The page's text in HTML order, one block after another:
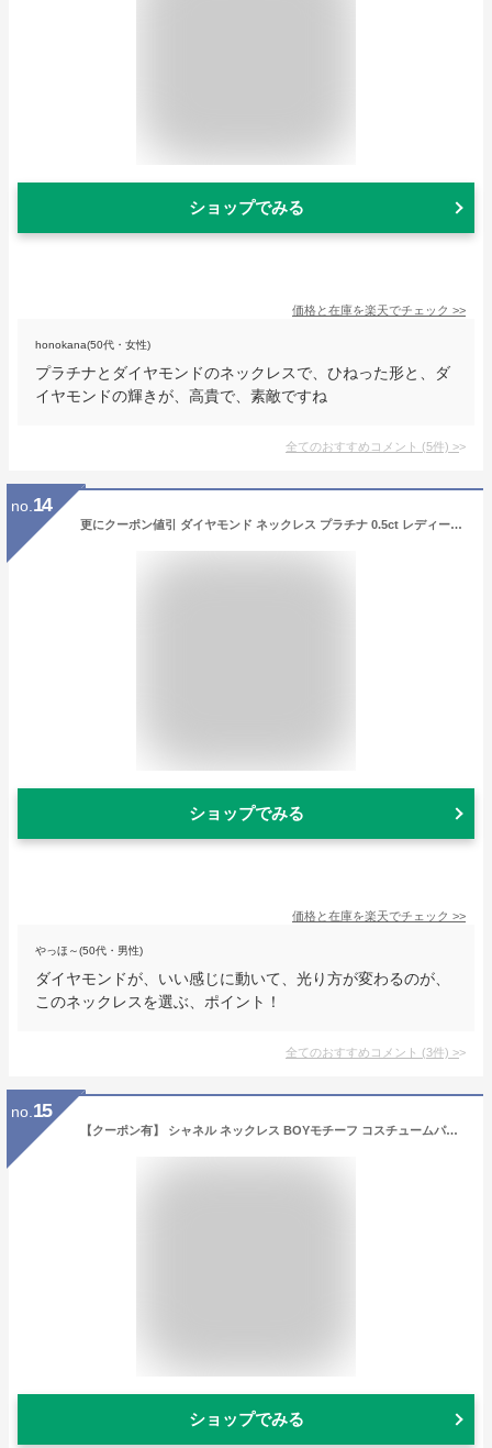
ショップでみる
価格と在庫を楽天でチェック >>
honokana(50代・女性)
プラチナとダイヤモンドのネックレスで、ひねった形と、ダ
イヤモンドの輝きが、高貴で、素敵ですね
全てのおすすめコメント (5件) >
no. 14
更にクーポン値引 ダイヤモンド ネックレス プラチナ 0.5ct レディース ダンシングストーン ダイヤ 一粒 プラチナネックレス 揺れる クロスフォー ダイヤネックレス ジュエリー アクセサリー シンプル ブランド PT900 ペンダント 母の日 プレゼント 女性 誕生日 ギフト
ショップでみる
価格と在庫を楽天でチェック >>
やっほ～(50代・男性)
ダイヤモンドが、いい感じに動いて、光り方が変わるのが、
このネックレスを選ぶ、ポイント！
全てのおすすめコメント (3件) >
no. 15
【クーポン有】 シャネル ネックレス BOYモチーフ コスチュームパール ラインストーン ゴールド CHANEL ボーイシャネル レディース フェイクパール ストラス アクセサリー チョーカー ブランド NACKLACE
ショップでみる